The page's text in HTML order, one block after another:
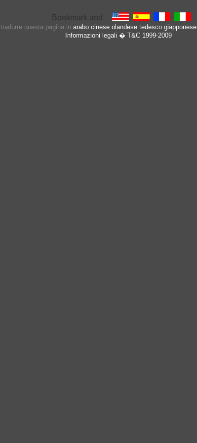
tradurre questa pagina in arabo cinese olandese tedesco giapponese
Informazioni legali � T&C 1999-2009